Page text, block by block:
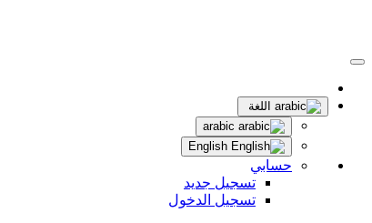
اللغة
حسابي
تسجيل جديد
تسجيل الدخول